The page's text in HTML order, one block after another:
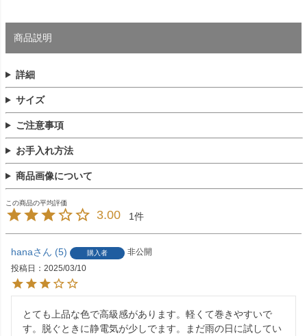
商品説明
詳細
サイズ
ご注意事項
お手入れ方法
商品画像について
3.00 1
hana 5 購入者
非公開
投稿日
2025/03/10
とても上品な色で高級感があります。軽くて巻きやすいで
す。脱ぐときに静電気が少しでます。まだ雨の日に試してい